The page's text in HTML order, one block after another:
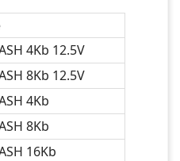
4Kb 12.5V
8Kb 12.5V
4Kb
8Kb
16Kb